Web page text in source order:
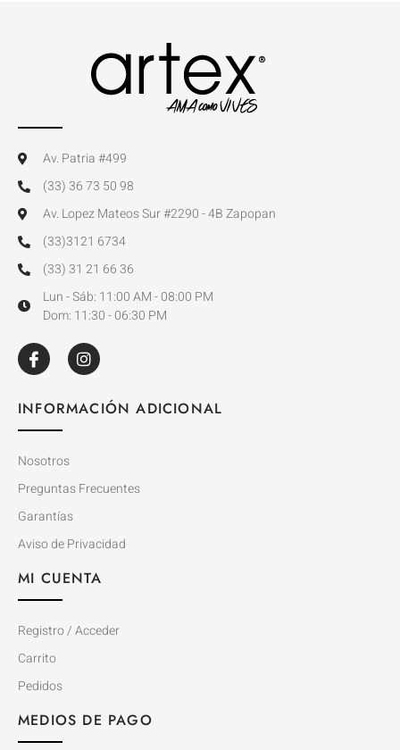
Av. Patria #499
(33) 36 73 50 98
Av. Lopez Mateos Sur #2290 - 4B Zapopan
(33)3121 6734
(33) 31 21 66 36
Lun - Sáb: 11:00 AM - 08:00 PM
Dom: 11:30 - 06:30 PM
INFORMACIÓN ADICIONAL
Nosotros
Preguntas Frecuentes
Garantías
Aviso de Privacidad
MI CUENTA
Registro / Acceder
Carrito
Pedidos
MEDIOS DE PAGO